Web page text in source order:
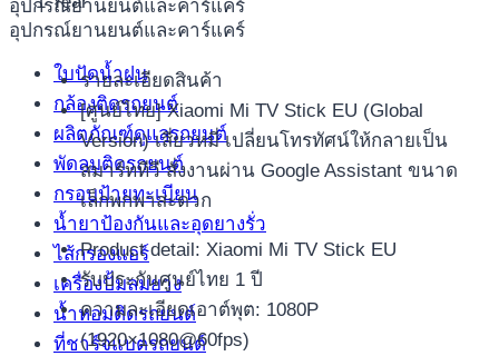
อุปกรณ์ยานยนต์และคาร์แคร์
อุปกรณ์ยานยนต์และคาร์แคร์
ใบปัดน้ำฝน
กล้องติดรถยนต์
ผลิตภัณฑ์ดูแลรถยนต์
พัดลมติดรถยนต์
กรอบป้ายทะเบียน
น้ำยาป้องกันและอุดยางรั่ว
ไส้กรองแอร์
เครื่องปั้มลมยาง
น้ำหอมติดรถยนต์
ที่ชาร์จแบตรถยนต์
รายละเอียดสินค้า
[ศูนย์ไทย] Xiaomi Mi TV Stick EU (Global
Version) เสี่ยวหมี่ เปลี่ยนโทรทัศน์ให้กลายเป็น
สมาร์ททีวี สั่งงานผ่าน Google Assistant ขนาด
เล็กพกพาสะดวก
Product detail: Xiaomi Mi TV Stick EU
รับประกันศูนย์ไทย 1 ปี
ความละเอียดเอาต์พุต: 1080P
(1920×1080@60fps)